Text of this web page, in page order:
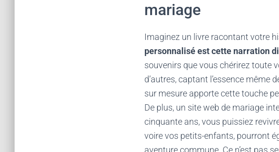
mariage
Imaginez un livre racontant votre
personnalisé est cette narration
souvenirs que vous chérirez toute
d’autres, captant l’essence même
sur mesure apporte cette touche
De plus, un site web de mariage
cinquante ans, vous puissiez
voire vos petits-enfants, pourront
aventure commune. Ce n’est pas